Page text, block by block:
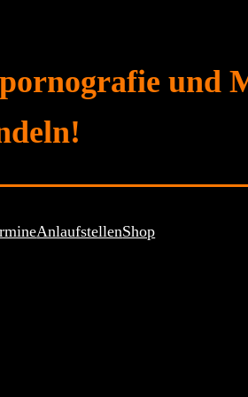
und
AnlaufstellenShop